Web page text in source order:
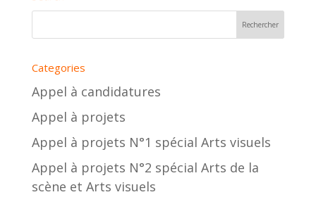
Categories
Appel à candidatures
Appel à projets
Appel à projets N°1 spécial Arts visuels
Appel à projets N°2 spécial Arts de la
scène et Arts visuels